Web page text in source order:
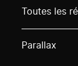
Toutes les
Parallax